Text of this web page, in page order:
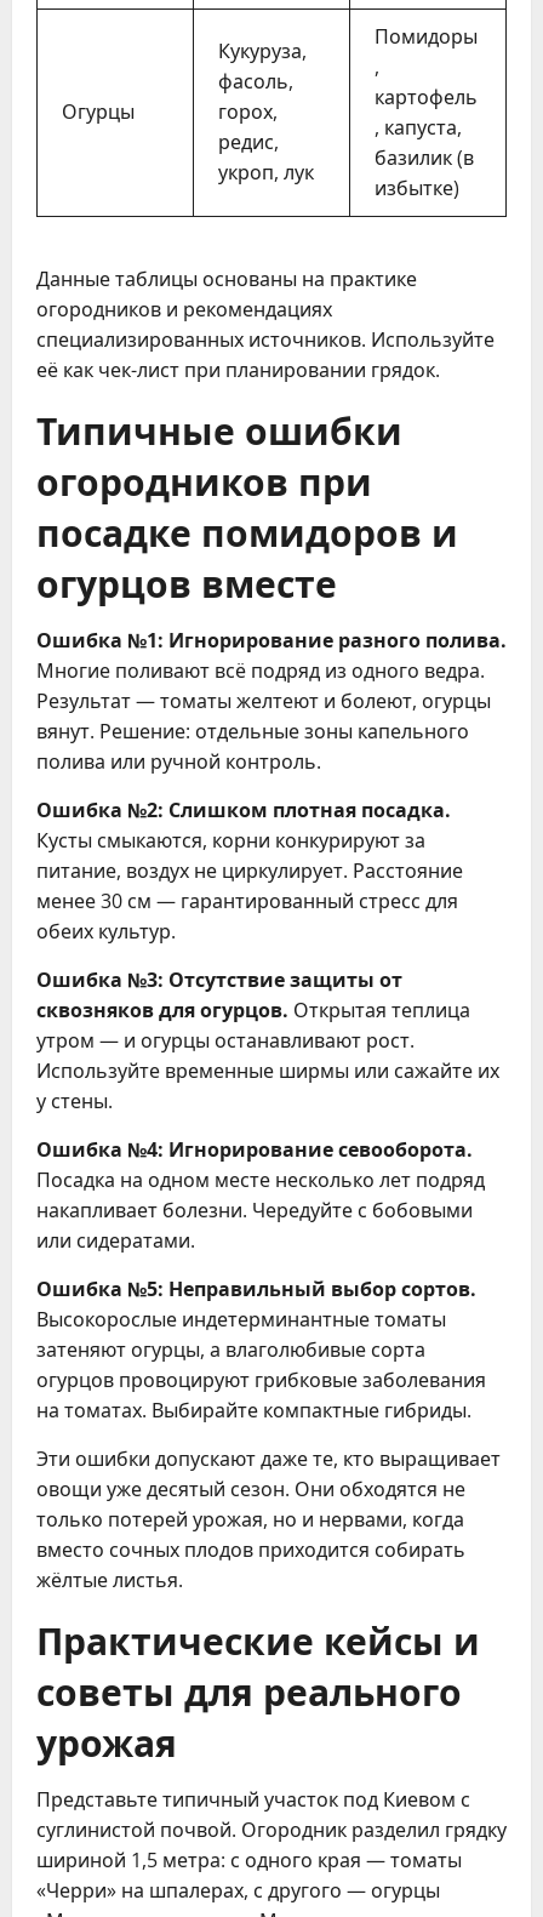
Огурцы
Кукуруза,
фасоль,
горох,
редис,
укроп, лук
Помидоры
,
картофель
, капуста,
базилик (в
избытке)
Данные таблицы основаны на практике
огородников и рекомендациях
специализированных источников. Используйте
её как чек-лист при планировании грядок.
Типичные ошибки
огородников при
посадке помидоров и
огурцов вместе
Ошибка №1: Игнорирование разного полива.
Многие поливают всё подряд из одного ведра.
Результат — томаты желтеют и болеют, огурцы
вянут. Решение: отдельные зоны капельного
полива или ручной контроль.
Ошибка №2: Слишком плотная посадка.
Кусты смыкаются, корни конкурируют за
питание, воздух не циркулирует. Расстояние
менее 30 см — гарантированный стресс для
обеих культур.
Ошибка №3: Отсутствие защиты от
сквозняков для огурцов. Открытая теплица
утром — и огурцы останавливают рост.
Используйте временные ширмы или сажайте их
у стены.
Ошибка №4: Игнорирование севооборота.
Посадка на одном месте несколько лет подряд
накапливает болезни. Чередуйте с бобовыми
или сидератами.
Ошибка №5: Неправильный выбор сортов.
Высокорослые индетерминантные томаты
затеняют огурцы, а влаголюбивые сорта
огурцов провоцируют грибковые заболевания
на томатах. Выбирайте компактные гибриды.
Эти ошибки допускают даже те, кто выращивает
овощи уже десятый сезон. Они обходятся не
только потерей урожая, но и нервами, когда
вместо сочных плодов приходится собирать
жёлтые листья.
Практические кейсы и
советы для реального
урожая
Представьте типичный участок под Киевом с
суглинистой почвой. Огородник разделил грядку
шириной 1,5 метра: с одного края — томаты
«Черри» на шпалерах, с другого — огурцы